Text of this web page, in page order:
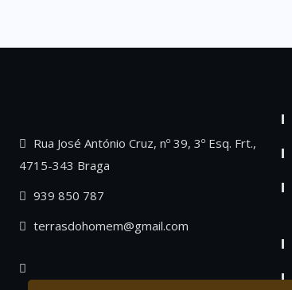
Rua José António Cruz, nº 39, 3º Esq. Frt.,
4715-343 Braga
939 850 787
terrasdohomem@gmail.com